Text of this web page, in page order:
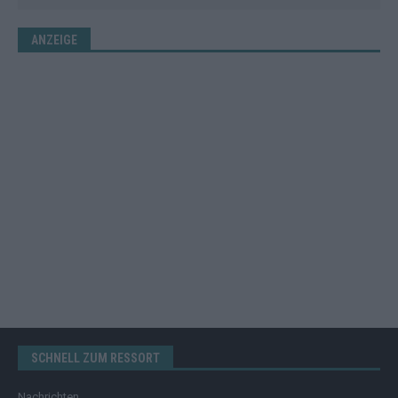
ANZEIGE
SCHNELL ZUM RESSORT